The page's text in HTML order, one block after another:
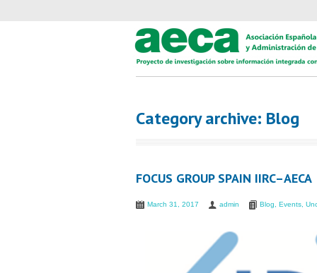
Category archive: Blog
FOCUS GROUP SPAIN IIRC–AECA
March 31, 2017 admin Blog Events